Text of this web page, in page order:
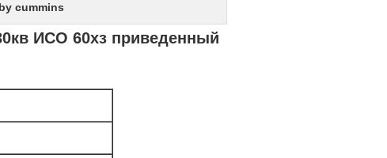
cummins
ИСО 60хз приведенный